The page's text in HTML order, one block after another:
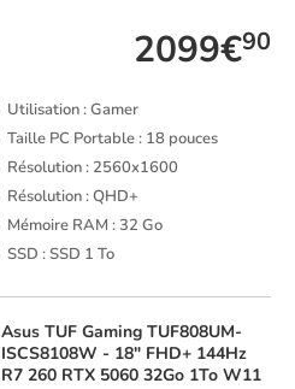
2099€90
Utilisation : Gamer
Taille PC Portable : 18 pouces
Résolution : 2560x1600
Résolution : QHD+
Mémoire RAM : 32 Go
SSD : SSD 1 To
Asus TUF Gaming TUF808UM-
ISCS8108W - 18" FHD+ 144Hz
R7 260 RTX 5060 32Go 1To W11